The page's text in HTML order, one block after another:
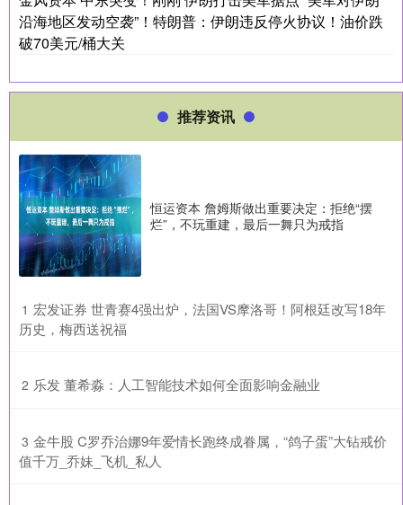
沿海地区发动空袭”！特朗普：伊朗违反停火协议！油价跌
破70美元/桶大关
推荐资讯
恒运资本 詹姆斯做出重要决定：拒绝“摆
烂”，不玩重建，最后一舞只为戒指
1 ​宏发证券 世青赛4强出炉，法国VS摩洛哥！阿根廷改写18年
历史，梅西送祝福
2 ​乐发 董希淼：人工智能技术如何全面影响金融业
3 ​金牛股 C罗乔治娜9年爱情长跑终成眷属，“鸽子蛋”大钻戒价
值千万_乔妹_飞机_私人